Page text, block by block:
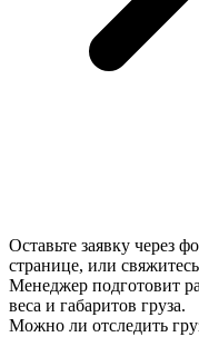
Оставьте заявку через
странице, или
Менеджер подготовит
веса и габаритов груза.
Можно ли отследить